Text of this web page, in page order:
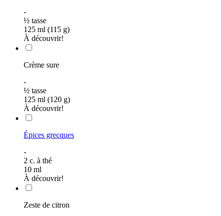
-
½ tasse
125 ml (115 g)
À découvrir!
Crème sure
-
½ tasse
125 ml (120 g)
À découvrir!
Épices grecques
-
2 c. à thé
10 ml
À découvrir!
Zeste de citron